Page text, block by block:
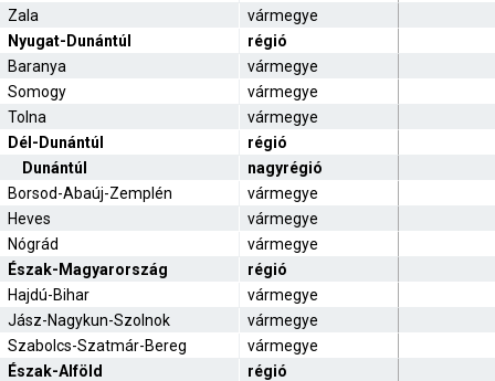
Zala
vármegye
Nyugat-Dunántúl
régió
Baranya
vármegye
Somogy
vármegye
Tolna
vármegye
Dél-Dunántúl
régió
Dunántúl
nagyrégió
Borsod-Abaúj-Zemplén
vármegye
Heves
vármegye
Nógrád
vármegye
Észak-Magyarország
régió
Hajdú-Bihar
vármegye
Jász-Nagykun-Szolnok
vármegye
Szabolcs-Szatmár-Bereg
vármegye
Észak-Alföld
régió